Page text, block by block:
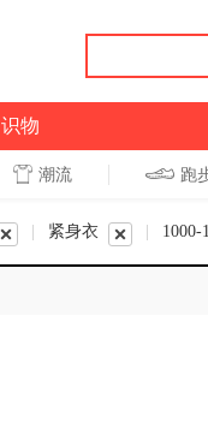
识物
潮流 跑
紧身衣 1000-